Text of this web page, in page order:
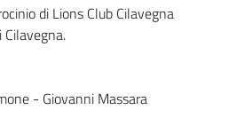
di Lions Club Cilavegna
- Giovanni Massara